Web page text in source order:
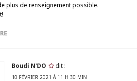
plus de renseignement possible.
Boudi N'DO dit :
10 FÉVRIER 2021 À 11 H 30 MIN